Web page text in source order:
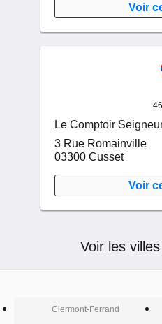
Voir
Le Comptoir
3 Rue Romainville
03300 Cusset
Voir
Voir les
Clermont-Ferrand